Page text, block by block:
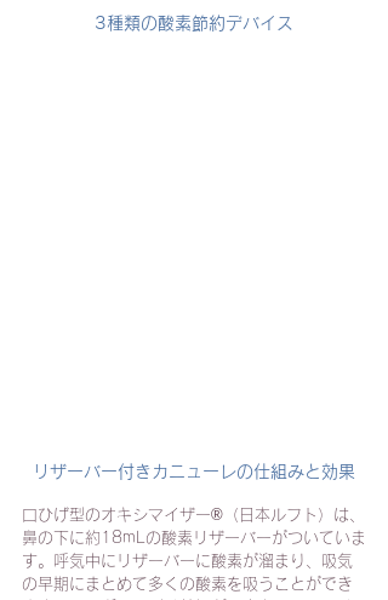
3種類の酸素節約デバイス
リザーバー付きカニューレの仕組みと効果
口ひげ型のオキシマイザー®（日本ルフト）は、
鼻の下に約18mLの酸素リザーバーがついていま
す。呼気中にリザーバーに酸素が溜まり、吸気
の早期にまとめて多くの酸素を吸うことができ